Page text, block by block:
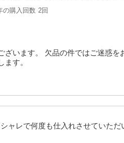
の購入回数 2回
います。 欠品の件ではご迷惑を
す。
ャレで何度も仕入れさせていた